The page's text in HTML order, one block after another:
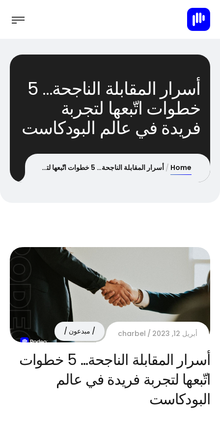
أسرار المقابلة الناجحة… 5
خطوات اتّبعها لتجربة
فريدة في عالم البودكاست
Home أسرار المقابلة الناجحة… 5 خطوات اتّبعها لتجربة فريدة في عالم البودكاست
أبريل 12, 2023 charbel مبدعون
أسرار المقابلة الناجحة… 5 خطوات
اتّبعها لتجربة فريدة في عالم
البودكاست